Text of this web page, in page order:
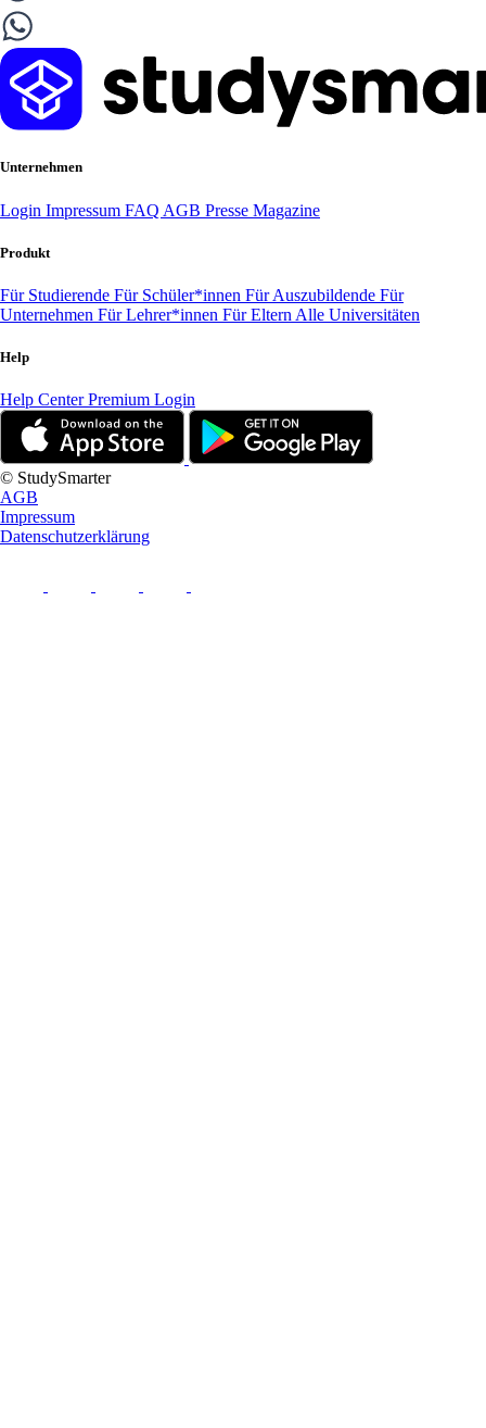
Unternehmen
Login Impressum FAQ AGB Presse Magazine
Produkt
Für Studierende Für Schüler*innen Für Auszubildende Für
Unternehmen Für Lehrer*innen Für Eltern Alle Universitäten
Help
Help CenterPremium Login
© StudySmarter
AGB
Impressum
Datenschutzerklärung